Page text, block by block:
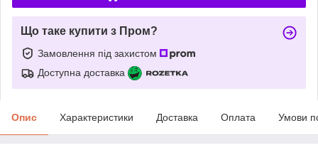
Що таке купити з Пром?
Замовлення під захистом
Доступна доставка
Опис Характеристики Доставка Оплата Умови